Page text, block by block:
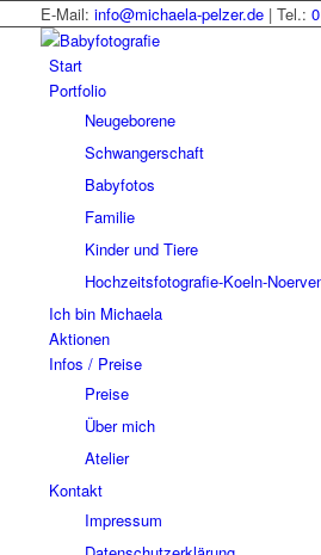
E-Mail: info@michaela-pelzer.de| Tel.:
Start
Portfolio
Neugeborene
Schwangerschaft
Babyfotos
Familie
Kinder und Tiere
Hochzeitsfotografie-Koeln-
Ich bin Michaela
Aktionen
Infos / Preise
Preise
Über mich
Atelier
Kontakt
Impressum